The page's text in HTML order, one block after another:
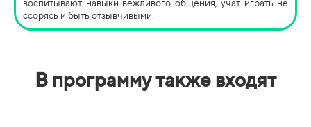
воспитывают навыки вежливого общения, учат играть не
ссорясь и быть отзывчивыми.
В программу также входят